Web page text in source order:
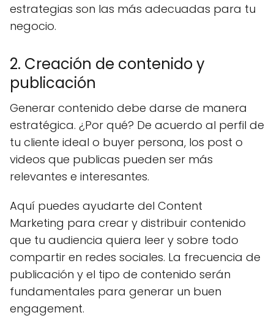
estrategias son las más adecuadas para tu
negocio.
2. Creación de contenido y
publicación
Generar contenido debe darse de manera
estratégica. ¿Por qué? De acuerdo al perfil de
tu cliente ideal o buyer persona, los post o
videos que publicas pueden ser más
relevantes e interesantes.
Aquí puedes ayudarte del Content
Marketing para crear y distribuir contenido
que tu audiencia quiera leer y sobre todo
compartir en redes sociales. La frecuencia de
publicación y el tipo de contenido serán
fundamentales para generar un buen
engagement.